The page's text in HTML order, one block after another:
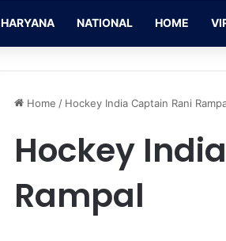
HARYANA NATIONAL HOME
Home / Hockey India Captain Rani
Hockey
Rampal